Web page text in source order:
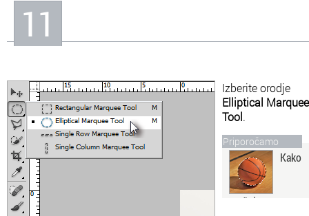
11
Izberite orodje
Elliptical Marquee
Tool.
Priporočamo
Kako
označujemo v